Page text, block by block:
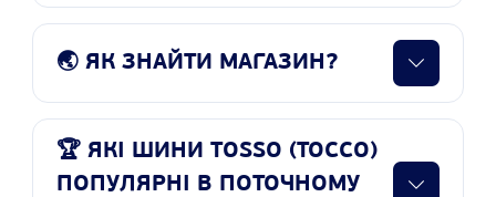
🌏 ЯК ЗНАЙТИ МАГАЗИН?
🏆 ЯКІ ШИНИ TOSSO (ТОССО)
ПОПУЛЯРНІ В ПОТОЧНОМУ